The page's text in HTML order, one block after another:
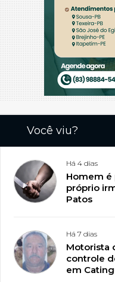
Você viu?
Há 4 dias
Homem é
próprio
Patos
Há 7 dias
Motorista
controle
em